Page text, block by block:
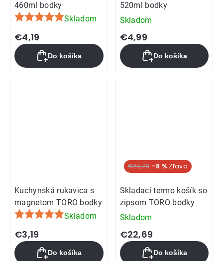
460ml bodky
Priemerné
hodnotenie
produktu
je
5,0
Skladom
€4,19
Do košíka
520ml bodky
Skladom
€4,99
Do košíka
Kuchynská rukavica s
magnetom TORO bodky
Priemerné
hodnotenie
produktu
je
Skladom
€3,19
Do košíka
€24,79 –8 %
Skladací termo košík so
zipsom TORO bodky
Skladom
€22,69
Do košíka